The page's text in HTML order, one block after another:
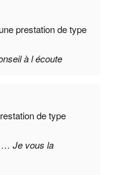
prestation de type
à l écoute
de type
… Je vous la